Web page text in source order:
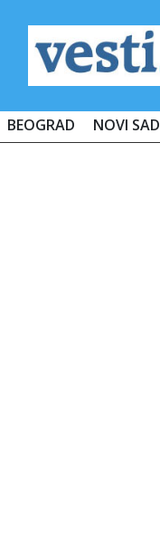
BEOGRAD NOVI SAD